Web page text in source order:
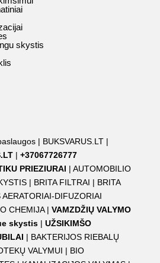
skystis
| BUKSVARUS.LT|
| +37067726777
PRIEZIURAI | AUTOMOBILIO
| BRITA FILTRAI | BRITA
AERATORIAI-DIFUZORIAI
CHEMIJA | VAMZDŽIŲ VALYMO
skystis| UŽSIKIMŠO
| BAKTERIJOS RIEBALŲ
VALYMUI | BIO